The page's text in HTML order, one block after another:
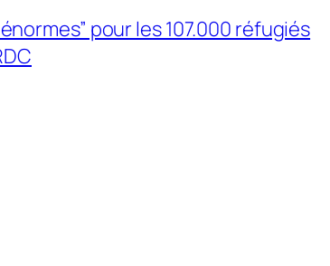
pour les 107.000 réfugiés